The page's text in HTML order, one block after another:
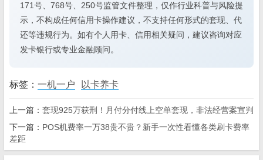
171号、768号、250号监管文件整理，仅作行业科普与风险提
示，不构成任何信用卡操作建议，不支持任何形式的套现、代
还等违规行为。如有个人用卡、信用相关疑问，建议咨询对应
发卡银行或专业金融顾问。
标签： 一机一户 以卡养卡
上一篇： 套现925万获刑！月付分付线上空单套现，非法经营案宣判
下一篇： POS机费率一万38贵不贵？新手一次性看懂各类刷卡费率
差距